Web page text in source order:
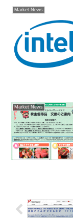
Market News
Market News